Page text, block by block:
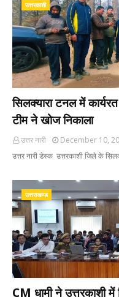
उत्तरकाशी
सिलक्यारा टनल में
टीम ने खोज निकाला
उत्तर नारी
December 10,
उत्तर नारी डेस्क उत्तरकाशी जिले के
उत्तराखण्ड
CM धामी ने उत्तरकाशी